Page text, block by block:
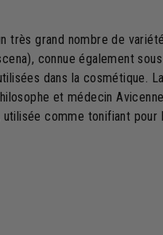
très grand nombre de
connue également
dans la cosmétique.
et médecin
comme tonifiant pour